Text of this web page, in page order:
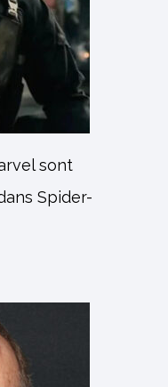
sont
Spider-